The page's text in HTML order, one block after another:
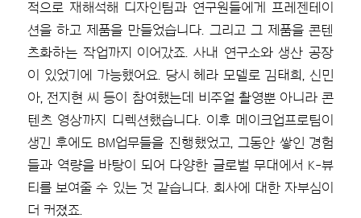
적으로 재해석해 디자인팀과 연구원들에게 프레젠테이
션을 하고 제품을 만들었습니다. 그리고 그 제품을 콘텐
츠화하는 작업까지 이어갔죠. 사내 연구소와 생산 공장
이 있었기에 가능했어요. 당시 헤라 모델로 김태희, 신민
아, 전지현 씨 등이 참여했는데 비주얼 촬영뿐 아니라 콘
텐츠 영상까지 디렉션했습니다. 이후 메이크업프로팀이
생긴 후에도 BM업무들을 진행했었고, 그동안 쌓인 경험
들과 역량을 바탕이 되어 다양한 글로벌 무대에서 K-뷰
티를 보여줄 수 있는 것 같습니다. 회사에 대한 자부심이
더 커졌죠.